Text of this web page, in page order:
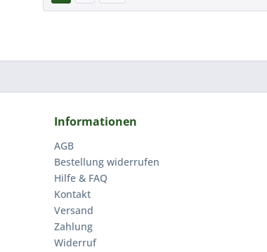
Informationen
AGB
Bestellung widerrufen
Hilfe & FAQ
Kontakt
Versand
Zahlung
Widerruf